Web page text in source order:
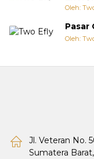
Oleh:
Pasar
Oleh:
Jl. Veteran No.
Sumatera